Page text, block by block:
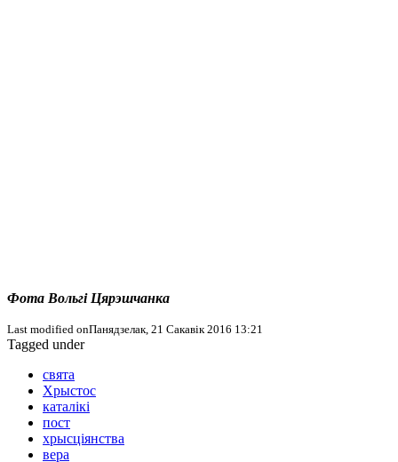
Фота Вольгі Цярэшчанка
Last modified onПанядзелак, 21 Сакавік 2016 13:21
Tagged under
свята
Хрыстос
каталікі
пост
хрысціянства
вера